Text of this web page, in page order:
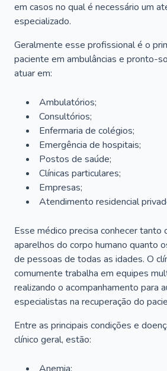
em casos no qual é necessário um
especializado.
Geralmente esse profissional é o
paciente em ambulâncias e pronto-
atuar em:
Ambulatórios;
Consultórios;
Enfermaria de colégios;
Emergência de hospitais;
Postos de saúde;
Clínicas particulares;
Empresas;
Atendimento residencial
Esse médico precisa conhecer tanto
aparelhos do corpo humano quanto
de pessoas de todas as idades. O
comumente trabalha em equipes
realizando o acompanhamento para
especialistas na recuperação do
Entre as principais condições e
clínico geral, estão: